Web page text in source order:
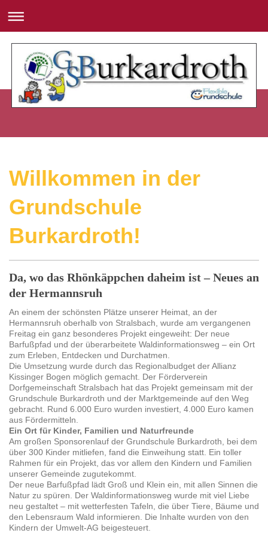
Willkommen in der
Grundschule
Burkardroth!
Da, wo das Rhönkäppchen daheim ist – Neues an
der Hermannsruh
An einem der schönsten Plätze unserer Heimat, an der
Hermannsruh oberhalb von Stralsbach, wurde am vergangenen
Freitag ein ganz besonderes Projekt eingeweiht: Der neue
Barfußpfad und der überarbeitete Waldinformationsweg – ein Ort
zum Erleben, Entdecken und Durchatmen.
Die Umsetzung wurde durch das Regionalbudget der Allianz
Kissinger Bogen möglich gemacht. Der Förderverein
Dorfgemeinschaft Stralsbach hat das Projekt gemeinsam mit der
Grundschule Burkardroth und der Marktgemeinde auf den Weg
gebracht. Rund 6.000 Euro wurden investiert, 4.000 Euro kamen
aus Fördermitteln.
Ein Ort für Kinder, Familien und Naturfreunde
Am großen Sponsorenlauf der Grundschule Burkardroth, bei dem
über 300 Kinder mitliefen, fand die Einweihung statt. Ein toller
Rahmen für ein Projekt, das vor allem den Kindern und Familien
unserer Gemeinde zugutekommt.
Der neue Barfußpfad lädt Groß und Klein ein, mit allen Sinnen die
Natur zu spüren. Der Waldinformationsweg wurde mit viel Liebe
neu gestaltet – mit wetterfesten Tafeln, die über Tiere, Bäume und
den Lebensraum Wald informieren. Die Inhalte wurden von den
Kindern der Umwelt-AG beigesteuert.